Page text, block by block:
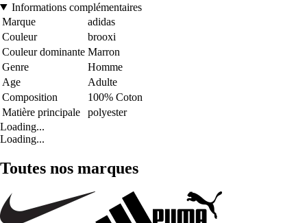
Informations complémentaires
Marque
adidas
Couleur
brooxi
Couleur dominante Marron
Genre
Homme
Age
Adulte
Composition
100% Coton
Matière principale
polyester
Loading...
Loading...
Toutes nos marques